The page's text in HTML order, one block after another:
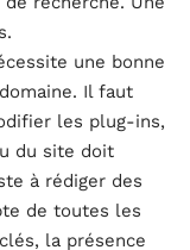
une bonne
Il faut
les plug-ins,
du site doit
à rédiger des
de toutes les
la présence